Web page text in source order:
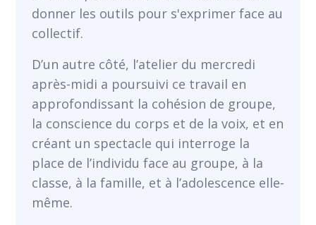
donner les outils pour s'exprimer face au
collectif.
D’un autre côté, l’atelier du mercredi
après-midi a poursuivi ce travail en
approfondissant la cohésion de groupe,
la conscience du corps et de la voix, et en
créant un spectacle qui interroge la
place de l’individu face au groupe, à la
classe, à la famille, et à l’adolescence elle-
même.